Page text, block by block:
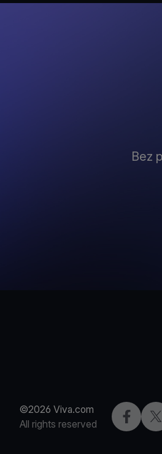
Bez
©2026 Viva.com
All rights reserved
Facebook
X